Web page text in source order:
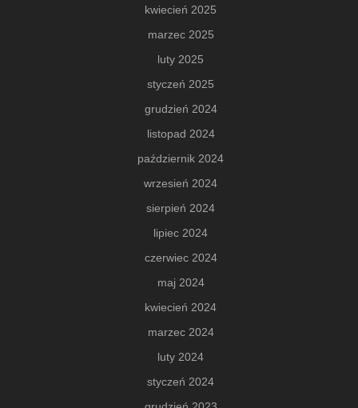
kwiecień 2025
marzec 2025
luty 2025
styczeń 2025
grudzień 2024
listopad 2024
październik 2024
wrzesień 2024
sierpień 2024
lipiec 2024
czerwiec 2024
maj 2024
kwiecień 2024
marzec 2024
luty 2024
styczeń 2024